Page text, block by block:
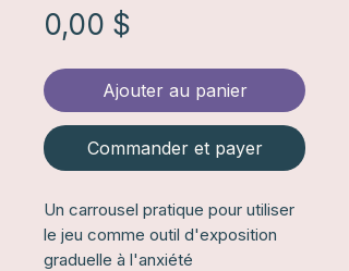
0,00 $
Ajouter au panier
Commander et payer
Un carrousel pratique pour utiliser
le jeu comme outil d'exposition
graduelle à l'anxiété